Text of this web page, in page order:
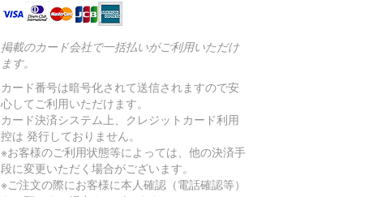
掲載のカード会社で一括払いがご利用いただけ
ます。
カード番号は暗号化されて送信されますので安
心してご利用いただけます。
カード決済システム上、クレジットカード利用
控は 発行しておりません。
※お客様のご利用状態等によっては、他の決済手
段に変更いただく場合がございます。
※ご注文の際にお客様に本人確認（電話確認等）